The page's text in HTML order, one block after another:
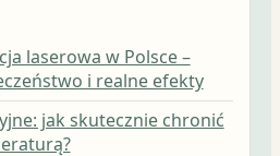
laserowa w Polsce –
i realne efekty
jak skutecznie chronić